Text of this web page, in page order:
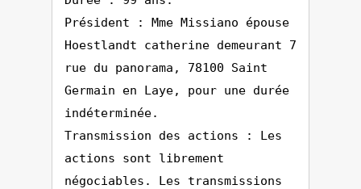
Président : Mme Missiano épouse
Hoestlandt catherine demeurant 7
rue du panorama, 78100 Saint
Germain en Laye, pour une durée
indéterminée.
Transmission des actions : Les
actions sont librement
négociables. Les transmissions